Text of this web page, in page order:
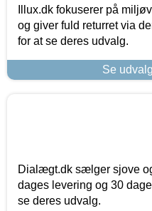
Illux.dk fokuserer på
og giver fuld returret via
for at se deres udvalg.
Se
Dialægt.dk sælger sjove
dages levering og 30
se deres udvalg.